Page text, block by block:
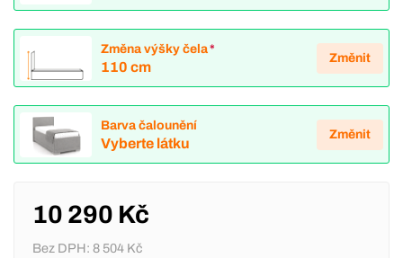
Změna výšky čela*
110 cm
Změnit
Barva čalounění
Vyberte látku
Změnit
10 290 Kč
Bez DPH: 8 504 Kč